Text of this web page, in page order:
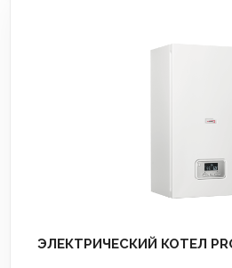
ЭЛЕКТРИЧЕСКИЙ КОТЕЛ